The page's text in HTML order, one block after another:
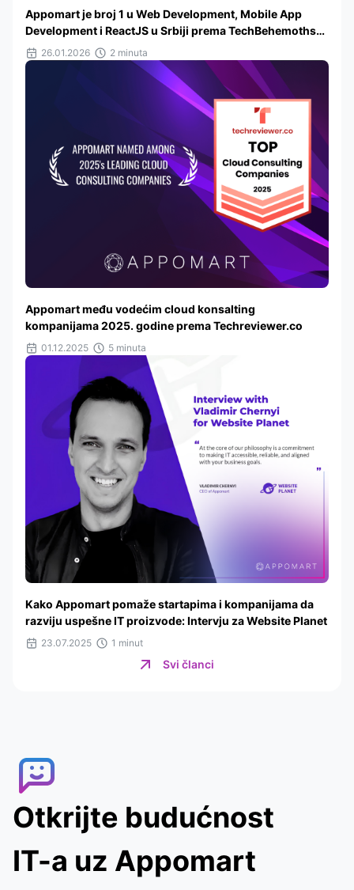
Appomart je broj 1 u Web Development, Mobile App
Development i ReactJS u Srbiji prema TechBehemoths
202526.01.2026 2 minuta
Appomart među vodećim cloud konsalting
kompanijama 2025. godine prema Techreviewer.co
01.12.2025 5 minuta
Kako Appomart pomaže startapima i kompanijama da
razviju uspešne IT proizvode: Intervju za Website Planet
23.07.2025 1 minut
Svi članci
Otkrijte budućnost
IT-a uz Appomart